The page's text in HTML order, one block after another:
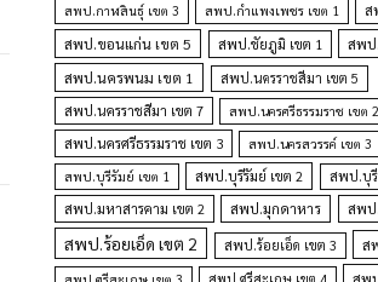
สพป.กาฬสินธุ์ เขต 3 สพป.กำแพงเพชร เขต 1 ส
สพป.ขอนแก่น เขต 5 สพป.ชัยภูมิ เขต 1
สพป
สพป.นครพนม เขต 1
สพป.นครราชสีมา เขต 5
สพป.นครราชสีมา เขต 7
สพป.นครศรีธรรมราช เขต 2
สพป.นครศรีธรรมราช เขต 3 สพป.นครสวรรค์ เขต 3
สพป.บุรีรัมย์ เขต 1
สพป.บุรีรัมย์ เขต 2
สพป.บุรี
สพป.มหาสารคาม เขต 2
สพป.มุกดาหาร สพป
สพป.ร้อยเอ็ด เขต 2 สพป.ร้อยเอ็ด เขต 3 ส